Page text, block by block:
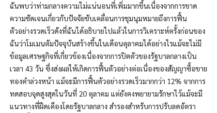
ฉันพบว่าท่ามกลางความไม่แน่นอนที่เพิ่มมากขึ้นเนื่องจากการขาด
ความชัดเจนเกี่ยวกับปัจจัยขับเคลื่อนการชุมนุมหมายถึงการฟื้น
ตัวอย่างรวดเร็วดังที่ฉันได้อธิบายไปแล้วในการวิเคราะห์ครั้งก่อนของ
ฉันว่าโมเมนตัมปัจจุบันสร้างขึ้นในเดือนตุลาคมได้อย่างไรแม้จะไม่มี
ข้อมูลเศรษฐกิจที่เกี่ยวข้องเนื่องจากการปิดตัวของรัฐบาลกลางเป็น
เวลา 43 วัน ซึ่งส่งผลให้เกิดการฟื้นตัวอย่างต่อเนื่องของสัญญาซื้อขาย
ทองคำล่วงหน้า แม้จะมีการฟื้นตัวอย่างรวดเร็วมากกว่า 12% จากการ
ทดสอบจุดสูงสุดในวันที่ 20 ตุลาคม แต่ยังคงพยายามรักษาไว้แม้จะมี
แนวทางที่ฝืดเคืองโดยรัฐบาลกลาง สำรองสำหรับการปรับลดอัตรา